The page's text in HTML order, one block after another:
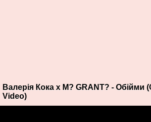
Валерія Кока x M? GRANT? - Обійми
Video)